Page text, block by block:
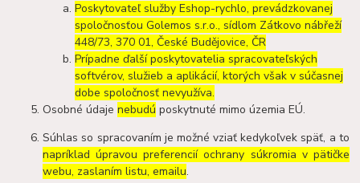
Poskytovateľ služby Eshop-rychlo, prevádzkovanej
spoločnosťou Golemos s.r.o., sídlom Zátkovo nábřeží
448/73, 370 01, České Budějovice, ČR
Prípadne ďalší poskytovatelia spracovateľských
softvérov, služieb a aplikácií, ktorých však v súčasnej
dobe spoločnosť nevyužíva.
Osobné údajenebudú poskytnuté mimo územia EÚ.
Súhlas so spracovaním je možné vziať kedykoľvek späť, a to
napríklad úpravou preferencií ochrany súkromia v pätičke
webu, zaslaním listu, emailu.